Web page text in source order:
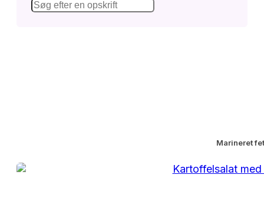
Marineret